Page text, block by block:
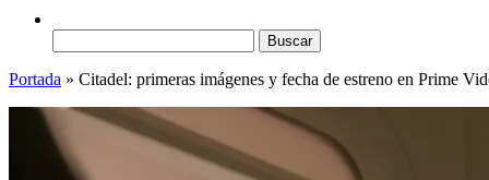
Portada » Citadel: primeras imágenes y fecha de estreno en Prime